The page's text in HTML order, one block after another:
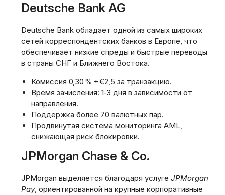
Deutsche Bank AG
Deutsche Bank обладает одной из самых широких
сетей корреспондентских банков в Европе‚ что
обеспечивает низкие спреды и быстрые переводы
в страны СНГ и Ближнего Востока.
Комиссия 0‚30 % + €2‚5 за транзакцию.
Время зачисления: 1‑3 дня в зависимости от
направления.
Поддержка более 70 валютных пар.
Продвинутая система мониторинга AML‚
снижающая риск блокировки.
JPMorgan Chase & Co.
JPMorgan выделяется благодаря услуге JPMorgan
Pay‚ ориентированной на крупные корпоративные